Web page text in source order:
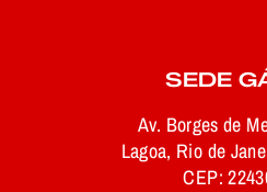
SEDE
Av. Borges de
Lagoa, Rio de
CEP: